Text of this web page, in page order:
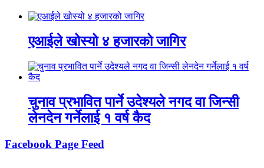
एआईले खोस्यो ४ हजारको जागिर
चुनाव प्रभावित पार्ने उदेश्यले नगद वा जिन्सी
लेनदेन गर्नेलाई १ वर्ष कैद
Facebook Page Feed